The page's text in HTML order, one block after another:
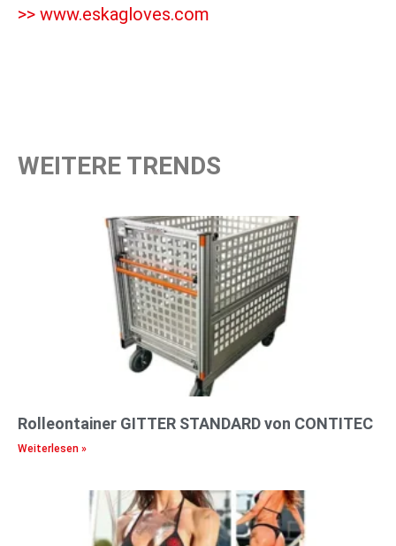
>> www.eskagloves.com
WEITERE TRENDS
Rolleontainer GITTER STANDARD von CONTITEC
Weiterlesen »